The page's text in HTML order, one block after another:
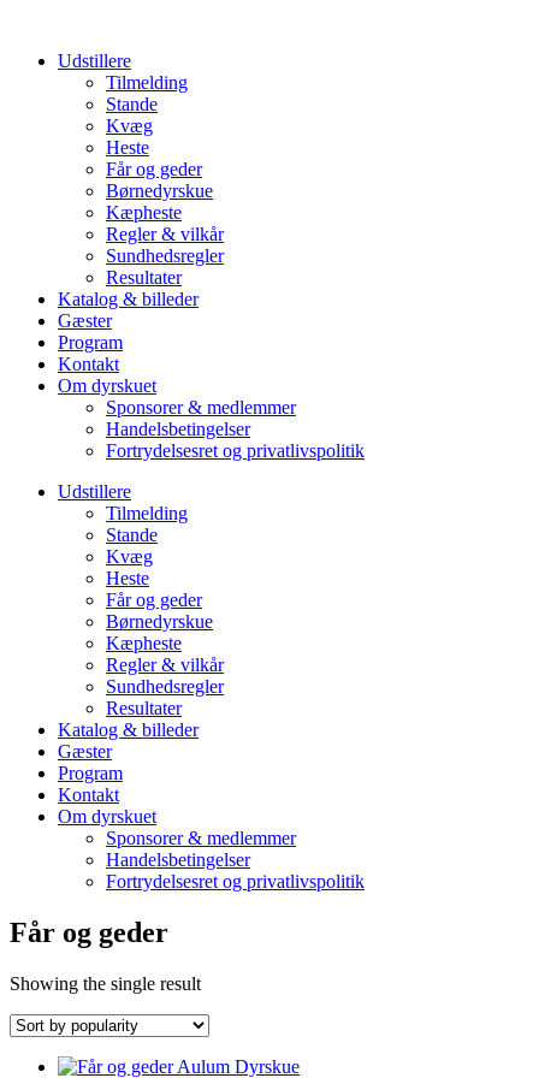
Udstillere
Tilmelding
Stande
Kvæg
Heste
Får og geder
Børnedyrskue
Kæpheste
Regler & vilkår
Sundhedsregler
Resultater
Katalog & billeder
Gæster
Program
Kontakt
Om dyrskuet
Sponsorer & medlemmer
Handelsbetingelser
Fortrydelsesret og privatlivspolitik
Udstillere
Tilmelding
Stande
Kvæg
Heste
Får og geder
Børnedyrskue
Kæpheste
Regler & vilkår
Sundhedsregler
Resultater
Katalog & billeder
Gæster
Program
Kontakt
Om dyrskuet
Sponsorer & medlemmer
Handelsbetingelser
Fortrydelsesret og privatlivspolitik
Får og geder
Showing the single result